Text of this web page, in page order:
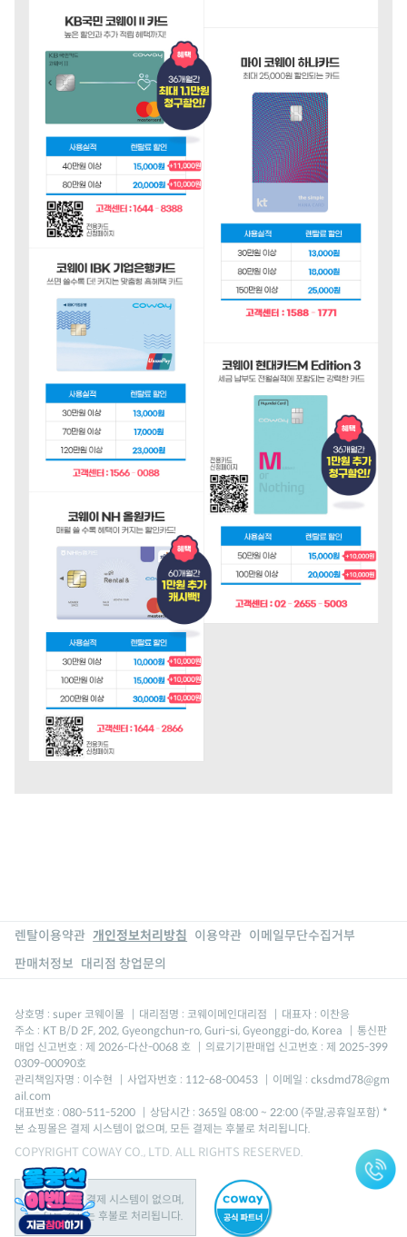
렌탈이용약관 개인정보처리방침 이용약관 이메일무단수집거부
판매처정보 대리점 창업문의
상호명 : super 코웨이몰 대리점명 : 코웨이메인대리점
대표자 : 이찬응
주소 : KT B/D 2F, 202, Gyeongchun-ro, Guri-si, Gyeonggi-do, Korea
통신판
매업 신고번호 : 제 2026-다산-0068 호
의료기기판매업 신고번호 : 제 2025-399
0309-00090호
관리책임자명 : 이수현
사업자번호 : 112-68-00453
이메일 : cksdmd78@gm
ail.com
대표번호 : 080-511-5200
상담시간 : 365일 08:00 ~ 22:00 (주말,공휴일포함) *
본 쇼핑몰은 결제 시스템이 없으며, 모든 결제는 후불로 처리됩니다.
COPYRIGHT COWAY CO., LTD. ALL RIGHTS RESERVED.
본 쇼핑몰은 결제 시스템이 없으며,
모든 결제는 후불로 처리됩니다.